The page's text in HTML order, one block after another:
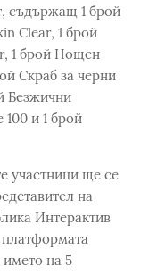
съдържащ 1 брой
Clear, 1 брой
1 брой Нощен
Скраб за черни
Безжични
и 1 брой
участници ще се
на
Интерактив
на 5